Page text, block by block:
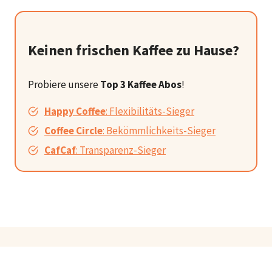
Keinen frischen Kaffee zu Hause?
Probiere unsereTop 3 Kaffee Abos!
Happy Coffee: Flexibilitäts-Sieger
Coffee Circle: Bekömmlichkeits-Sieger
CafCaf: Transparenz-Sieger